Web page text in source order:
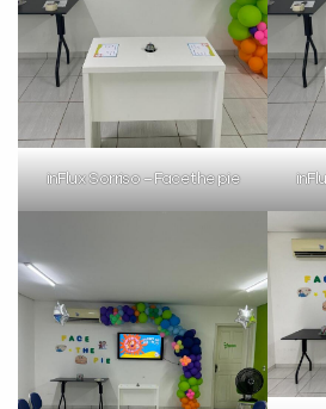
inFlux Sorriso – Face the pie
já vamos te colocar
com a:
Você é aluno inFlux?
Sim Não